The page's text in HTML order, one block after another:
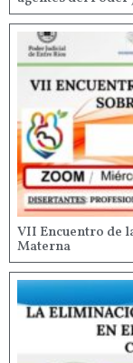
VII Encuentro de
Materna